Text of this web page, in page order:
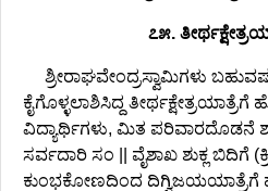
೭೫.
ಶ್ರೀರಾಘವೇಂದ್ರಸ್ವಾಮಿಗಳು
ಕೈಗೊಳ್ಳಲಾಶಿಸಿದ್ದ
ವಿದ್ಯಾರ್ಥಿಗಳು, ಮಿತ ಪರಿವಾರದೊಡನೆ
ಸರ್ವದಾರಿ ಸಂ || ವೈಶಾಖ ಶುಕ್ಲ ಬಿದಿಗೆ
ಕುಂಭಕೋಣದಿಂದ ದಿಗ್ವಿಜಯಯಾತ್ರೆಗೆ